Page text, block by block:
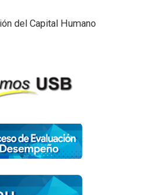
del Capital Humano